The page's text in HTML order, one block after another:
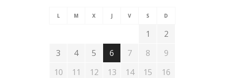
L M X J V S D
1
2
3
4 5 6 7 8
9
10
11 12 13 14 15
16